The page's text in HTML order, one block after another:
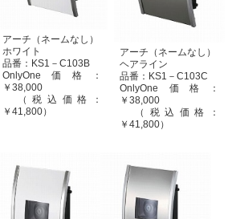
アーチ（ネームなし）
ホワイト
品番：KS1－C103B
OnlyOne価格：
￥38,000
（税込価格：
￥41,800）
アーチ（ネームなし）
ヘアライン
品番：KS1－C103C
OnlyOne価格：
￥38,000
（税込価格：
￥41,800）